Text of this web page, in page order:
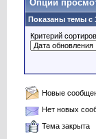
Опции
Показаны темы с
Критерий
Новые
Нет новых
Тема закрыта